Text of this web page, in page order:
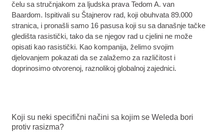
čelu sa stručnjakom za ljudska prava Tedom A. van
Baardom. Ispitivali su Štajnerov rad, koji obuhvata 89.000
stranica, i pronašli samo 16 pasusa koji su sa današnje tačke
gledišta rasistički, tako da se njegov rad u cjelini ne može
opisati kao rasistički. Kao kompanija, želimo svojim
djelovanjem pokazati da se zalažemo za različitost i
doprinosimo otvorenoj, raznolikoj globalnoj zajednici.
Koji su neki specifični načini sa kojim se Weleda bori
protiv rasizma?